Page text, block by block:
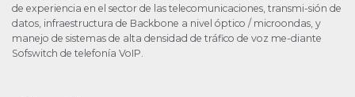
de experiencia en el sector de las telecomunicaciones, transmi-sión de
datos, infraestructura de Backbone a nivel óptico / microondas, y
manejo de sistemas de alta densidad de tráfico de voz me-diante
Sofswitch de telefonía VoIP.